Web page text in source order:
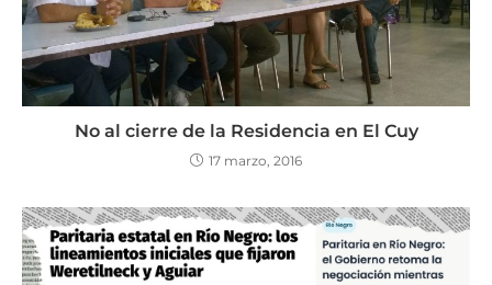
No al cierre de la Residencia en El Cuy
17 marzo, 2016